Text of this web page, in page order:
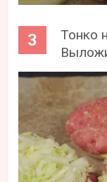
Тонко